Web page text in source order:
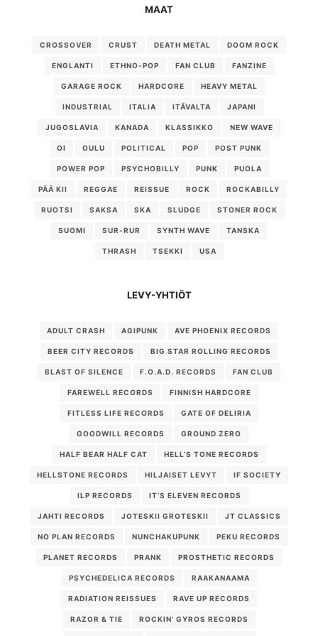
MAAT
CROSSOVER CRUST DEATH METAL DOOM ROCK
ENGLANTI ETHNO-POP FAN CLUB FANZINE
GARAGE ROCK HARDCORE HEAVY METAL
INDUSTRIAL ITALIA ITÄVALTA JAPANI
JUGOSLAVIA KANADA KLASSIKKO NEW WAVE
OI OULU POLITICAL POP POST PUNK
POWER POP PSYCHOBILLY PUNK PUOLA
PÄÄ KII REGGAE REISSUE ROCK ROCKABILLY
RUOTSI SAKSA SKA SLUDGE STONER ROCK
SUOMI SUR-RUR SYNTH WAVE TANSKA
THRASH TSEKKI USA
LEVY-YHTIÖT
ADULT CRASH AGIPUNK AVE PHOENIX RECORDS
BEER CITY RECORDS BIG STAR ROLLING RECORDS
BLAST OF SILENCE F.O.A.D. RECORDS FAN CLUB
FAREWELL RECORDS FINNISH HARDCORE
FITLESS LIFE RECORDS GATE OF DELIRIA
GOODWILL RECORDS GROUND ZERO
HALF BEAR HALF CAT HELL'S TONE RECORDS
HELLSTONE RECORDS HILJAISET LEVYT IF SOCIETY
ILP RECORDS IT'S ELEVEN RECORDS
JAHTI RECORDS JOTESKII GROTESKII JT CLASSICS
NO PLAN RECORDS NUNCHAKUPUNK PEKU RECORDS
PLANET RECORDS PRANK PROSTHETIC RECORDS
PSYCHEDELICA RECORDS RAAKANAAMA
RADIATION REISSUES RAVE UP RECORDS
RAZOR & TIE ROCKIN' GYROS RECORDS